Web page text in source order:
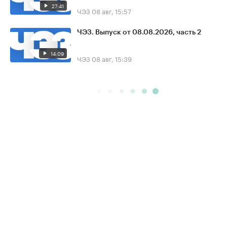
27:41 ЧЭЗ 08 авг, 15:57
14:09
ЧЭЗ. Выпуск от 08.08.2026, часть 2
ЧЭЗ 08 авг, 15:39